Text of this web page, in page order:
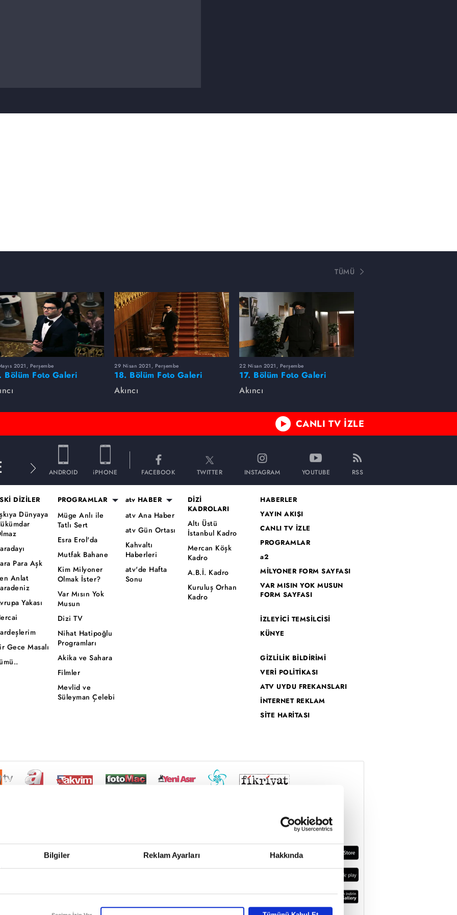
Bilgiler Reklam Ayarları Hakkında
TÜMÜ
2021, Perşembe
Bölüm Foto Galeri
29 Nisan 2021, Perşembe
18. Bölüm Foto Galeri
Akıncı
22 Nisan 2021, Perşembe
17. Bölüm Foto Galeri
Akıncı
CANLI TV İZLE
ANDROID iPHONE FACEBOOK TWITTER INSTAGRAM YOUTUBE RSS
DİZİLER
Dünyaya
Para Aşk
Anlat
Yakası
Gece Masalı
PROGRAMLAR
Müge Anlı ile
Tatlı Sert
Esra Erol'da
Mutfak Bahane
Kim Milyoner
Olmak İster?
Var Mısın Yok
Musun
Dizi TV
Nihat Hatipoğlu
Programları
Akika ve Sahara
Filmler
Mevlid ve
Süleyman Çelebi
atv HABER
atv Ana Haber
atv Gün Ortası
Kahvaltı
Haberleri
atv'de Hafta
Sonu
DİZİ
KADROLARI
Altı Üstü
İstanbul Kadro
Mercan Köşk
Kadro
A.B.İ. Kadro
Kuruluş Orhan
Kadro
HABERLER
YAYIN AKIŞI
CANLI TV İZLE
PROGRAMLAR
a2
MİLYONER FORM SAYFASI
VAR MISIN YOK MUSUN
FORM SAYFASI
İZLEYİCİ TEMSİLCİSİ
KÜNYE
GİZLİLİK BİLDİRİMİ
VERİ POLİTİKASI
ATV UYDU FREKANSLARI
İNTERNET REKLAM
SİTE HARİTASI